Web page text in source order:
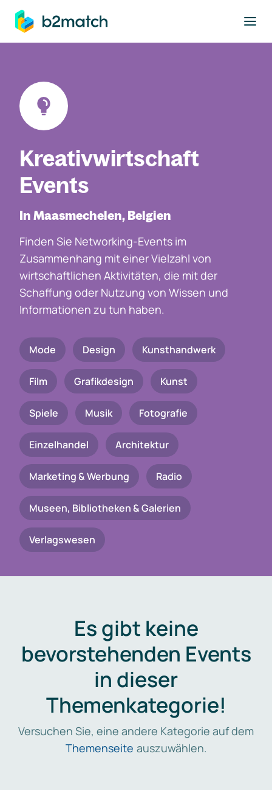
springen
Kreativwirtschaft
Events
In Maasmechelen, Belgien
Finden Sie Networking-Events im
Zusammenhang mit einer Vielzahl von
wirtschaftlichen Aktivitäten, die mit der
Schaffung oder Nutzung von Wissen und
Informationen zu tun haben.
Mode Design Kunsthandwerk
Film Grafikdesign Kunst
Spiele Musik Fotografie
Einzelhandel Architektur
Marketing & Werbung Radio
Museen, Bibliotheken & Galerien
Verlagswesen
Es gibt keine
bevorstehenden Events
in dieser
Themenkategorie!
Versuchen Sie, eine andere Kategorie auf dem
Themenseite auszuwählen.